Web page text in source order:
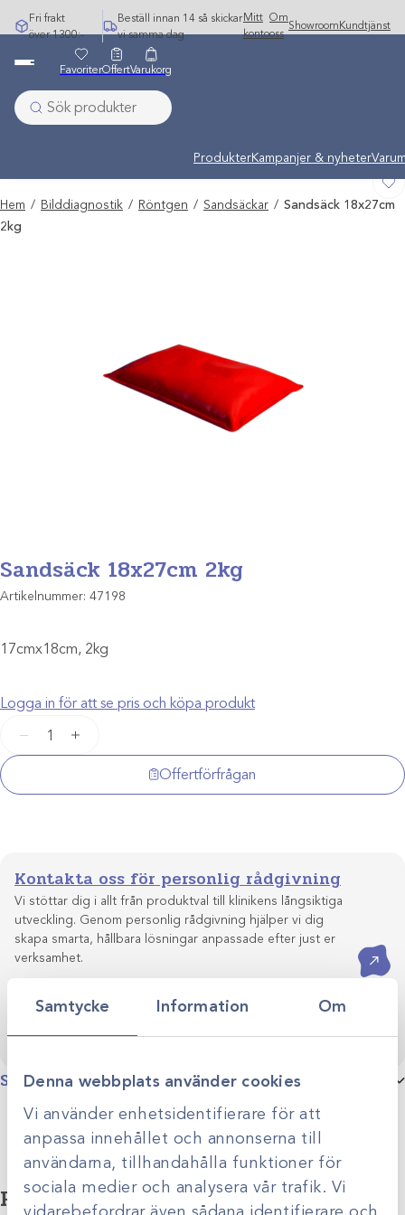
Samtycke Information Om
Denna webbplats använder cookies
Vi använder enhetsidentifierare för att
anpassa innehållet och annonserna till
användarna, tillhandahålla funktioner för
sociala medier och analysera vår trafik. Vi
Hoppa
till
Fri frakt
över 1300:-
Beställ innan 14 så skickar
vi samma dag
Mitt
konto
Om
oss
Showroom Kundtjänst
Undermeny stängd: Varumärken
ProdukterKampanjer & nyheter
FavoriterOffertVarukorg
Hem / Bilddiagnostik / Röntgen / Sandsäckar / Sandsäck 18x27cm
2kg
Sandsäck 18x27cm 2kg
Artikelnummer: 47198
17cmx18cm, 2kg
Logga in för att se pris och köpa produkt
Sandsäck
2kg
mängd
+
Offertförfrågan
Specifikationer
Produktgrupp
Kontakta oss för personlig rådgivning
Vi stöttar dig i allt från produktval till klinikens långsiktiga
utveckling. Genom personlig rådgivning hjälper vi dig
skapa smarta, hållbara lösningar anpassade efter just er
verksamhet.
Relaterade produkter